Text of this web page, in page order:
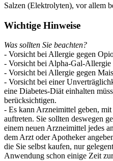
Salzen (Elektrolyten), vor allem
Wichtige Hinweise
Was sollten Sie beachten?
- Vorsicht bei Allergie gegen
- Vorsicht bei Alpha-Gal-
- Vorsicht bei Allergie gegen
- Vorsicht bei einer
eine Diabetes-Diät einhalten
berücksichtigen.
- Es kann Arzneimittel geben,
auftreten. Sie sollten deswegen
einem neuen Arzneimittel jedes
dem Arzt oder Apotheker
die Sie selbst kaufen, nur
Anwendung schon einige Zeit